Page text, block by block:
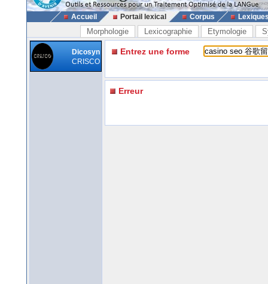
Accueil Portail lexical Corpus
Morphologie Lexicographie Etymologie
Dicosyn
CRISCO
Entrez une forme
Erreur